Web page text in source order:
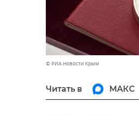
© РИА Новости Крым
Читать в МАКС